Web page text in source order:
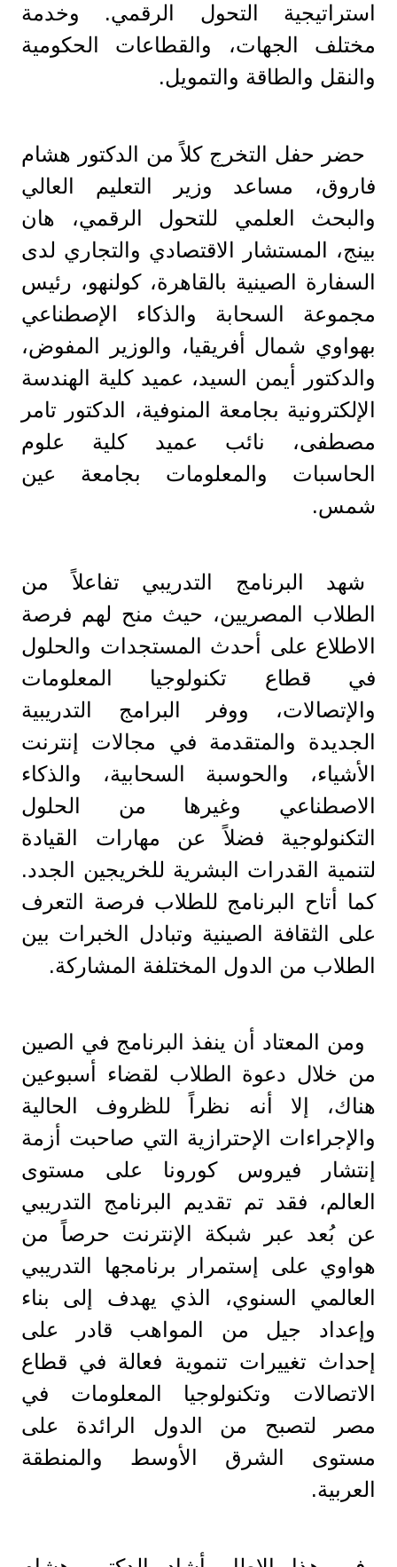
استراتيجية التحول الرقمي. وخدمة
مختلف الجهات، والقطاعات الحكومية
والنقل والطاقة والتمويل.
حضر حفل التخرج كلاً من الدكتور هشام
فاروق، مساعد وزير التعليم العالي
والبحث العلمي للتحول الرقمي، هان
بينج، المستشار الاقتصادي والتجاري لدى
السفارة الصينية بالقاهرة، كولنهو، رئيس
مجموعة السحابة والذكاء الإصطناعي
بهواوي شمال أفريقيا، والوزير المفوض،
والدكتور أيمن السيد، عميد كلية الهندسة
الإلكترونية بجامعة المنوفية، الدكتور تامر
مصطفى، نائب عميد كلية علوم
الحاسبات والمعلومات بجامعة عين
شمس.
شهد البرنامج التدريبي تفاعلاً من
الطلاب المصريين، حيث منح لهم فرصة
الاطلاع على أحدث المستجدات والحلول
في قطاع تكنولوجيا المعلومات
والإتصالات، ووفر البرامج التدريبية
الجديدة والمتقدمة في مجالات إنترنت
الأشياء، والحوسبة السحابية، والذكاء
الاصطناعي وغيرها من الحلول
التكنولوجية فضلاً عن مهارات القيادة
لتنمية القدرات البشرية للخريجين الجدد.
كما أتاح البرنامج للطلاب فرصة التعرف
على الثقافة الصينية وتبادل الخبرات بين
الطلاب من الدول المختلفة المشاركة.
ومن المعتاد أن ينفذ البرنامج في الصين
من خلال دعوة الطلاب لقضاء أسبوعين
هناك، إلا أنه نظراً للظروف الحالية
والإجراءات الإحترازية التي صاحبت أزمة
إنتشار فيروس كورونا على مستوى
العالم، فقد تم تقديم البرنامج التدريبي
عن بُعد عبر شبكة الإنترنت حرصاً من
هواوي على إستمرار برنامجها التدريبي
العالمي السنوي، الذي يهدف إلى بناء
وإعداد جيل من المواهب قادر على
إحداث تغييرات تنموية فعالة في قطاع
الاتصالات وتكنولوجيا المعلومات في
مصر لتصبح من الدول الرائدة على
مستوى الشرق الأوسط والمنطقة
العربية.